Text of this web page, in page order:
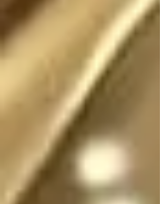
Existió (o existe) una
realidad donde este
escrito no fue (o no
es) fantasía
En dicha realidad, los
ángeles no tienen
sexo, por lo que se
pueden mostrar en su
forma divina femenina
o masculina, y pueden